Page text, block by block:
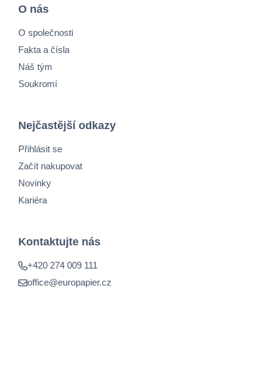
O nás
O společnosti
Fakta a čísla
Náš tým
Soukromí
Nejčastější odkazy
Přihlásit se
Začít nakupovat
Novinky
Kariéra
Kontaktujte nás
+420 274 009 111
office@europapier.cz